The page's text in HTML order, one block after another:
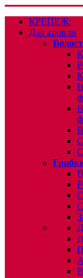
КРЕПЕЖ:
Для кровли